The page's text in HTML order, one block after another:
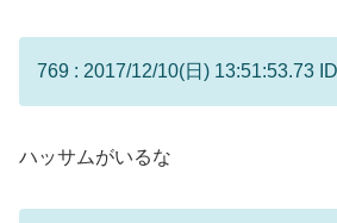
769 : 2017/12/10(日) 13:51:53.73
ハッサムがいるな